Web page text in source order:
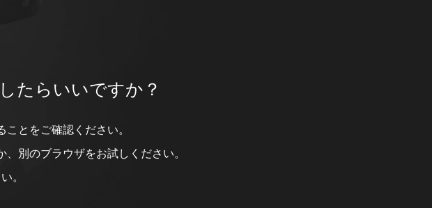
たらいいですか？
とをご確認ください。
別のブラウザをお試しください。
。